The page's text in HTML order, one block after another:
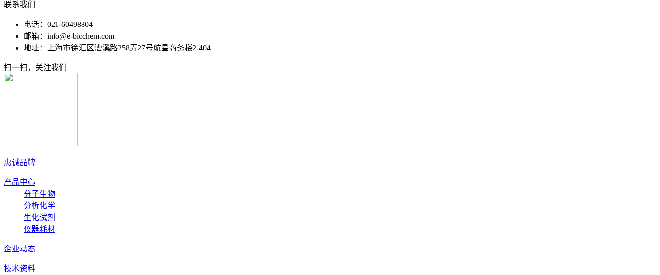
联系我们
电话：021-60498804
邮箱：info@e-biochem.com
地址：上海市徐汇区漕溪路258弄27号航星商务楼2-404
扫一扫，关注我们
惠诚品牌
产品中心
分子生物
分析化学
生化试剂
仪器耗材
企业动态
技术资料